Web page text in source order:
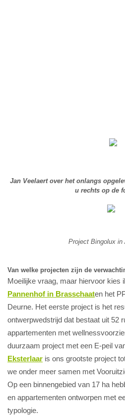
Jan Veelaert over het onlangs
u rechts op de
Project Bingolux in
Van welke projecten zijn de
Moeilijke vraag, maar hiervoor kies
Pannenhof in Brasschaaten het
Deurne. Het eerste project is het
ontwerpwedstrijd dat bestaat uit 52
appartementen met
duurzaam project met een E-peil
Eksterlaar is ons grootste project
we onder meer samen met
Op een binnengebied van 17 ha
en appartementen ontworpen met
typologie.